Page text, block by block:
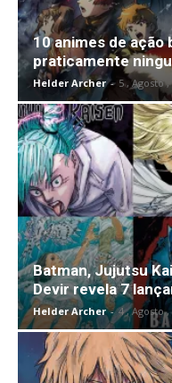
10 animes de ação
praticamente
Helder Archer - 5 , Agosto ,
Batman, Jujutsu
Devir revela 7
Helder Archer - 4 , Agosto ,